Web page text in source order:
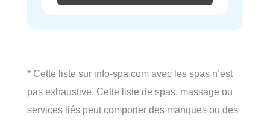
* Cette liste sur info-spa.com avec les spas n’est
pas exhaustive. Cette liste de spas, massage ou
services liés peut comporter des manques ou des